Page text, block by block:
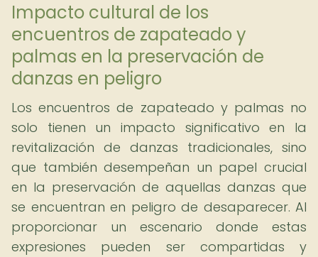
Impacto cultural de los
encuentros de zapateado y
palmas en la preservación de
danzas en peligro
Los encuentros de zapateado y palmas no
solo tienen un impacto significativo en la
revitalización de danzas tradicionales, sino
que también desempeñan un papel crucial
en la preservación de aquellas danzas que
se encuentran en peligro de desaparecer. Al
proporcionar un escenario donde estas
expresiones pueden ser compartidas y